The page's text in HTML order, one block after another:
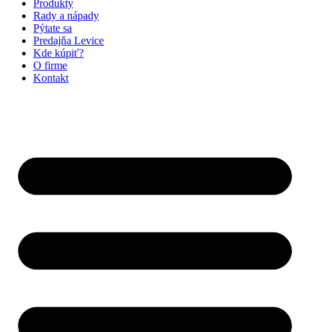
Produkty
Rady a nápady
Pýtate sa
Predajňa Levice
Kde kúpiť?
O firme
Kontakt